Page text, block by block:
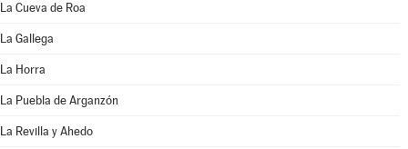
La Cueva de Roa
La Gallega
La Horra
La Puebla de Arganzón
La Revilla y Ahedo